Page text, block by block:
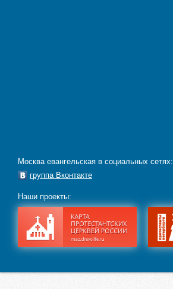
Москва евангельская в социальных сетях:
группа Вконтакте
Наши проекты: